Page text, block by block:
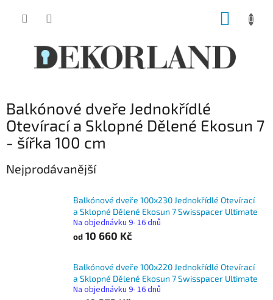
Balkónové dveře Jednokřídlé
Otevírací a Sklopné Dělené Ekosun 7
- šířka 100 cm
Nejprodávanější
Balkónové dveře 100x230 Jednokřídlé Otevírací
a Sklopné Dělené Ekosun 7 Swisspacer Ultimate
Na objednávku 9- 16 dnů
od 10 660 Kč
Balkónové dveře 100x220 Jednokřídlé Otevírací
a Sklopné Dělené Ekosun 7 Swisspacer Ultimate
Na objednávku 9- 16 dnů